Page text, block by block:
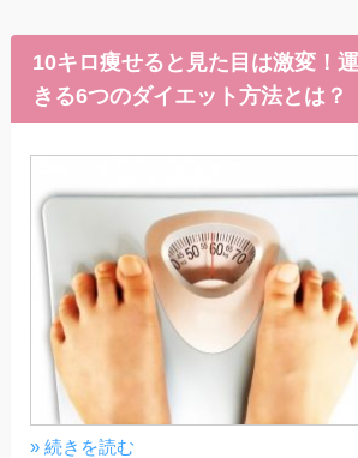
10キロ痩せると見た目は激変！
きる6つのダイエット方法とは？
» 続きを読む